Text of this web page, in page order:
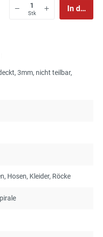
Stk
In den
3mm, nicht teilbar,
, Hosen, Kleider, Röcke